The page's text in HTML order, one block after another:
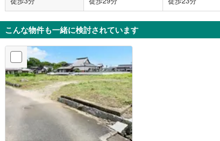
こんな物件も一緒に検討されています